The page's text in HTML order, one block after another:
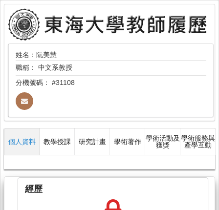
姓名：阮美慧
職稱： 中文系教授
分機號碼： #31108
個人資料 教學授課 研究計畫 學術著作 學術活動及
獲獎
學術服務與
產學互動
經歷